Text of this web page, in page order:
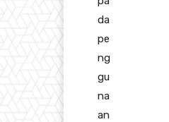
da
pe
ng
gu
na
an